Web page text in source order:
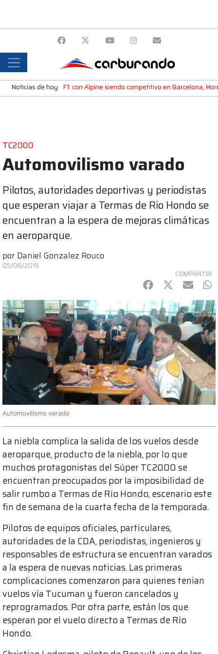
Noticias de hoy F1: con Alpine siendo competitivo en Barcelona,
TC2000
Automovilismo varado
Pilotos, autoridades deportivas y periodistas
que esperan viajar a Termas de Río Hondo se
encuentran a la espera de mejoras climáticas
en aeroparque.
por Daniel Gonzalez Rouco
05/06/2015
COMPARTIR
Facebook
Twitter
mail
Automovilismo varado
La niebla complica la salida de los vuelos desde
aeroparque, producto de la niebla, por lo que
muchos protagonistas del Súper TC2000 se
encuentran preocupados por la imposibilidad de
salir rumbo a Termas de Río Hondo, escenario este
fin de semana de la cuarta fecha de la temporada.
Pilotos de equipos oficiales, particulares,
autoridades de la CDA, periodistas, ingenieros y
responsables de estructura se encuentran varados
a la espera de nuevas noticias. Las primeras
complicaciones comenzaron para quienes tenían
vuelos vía Tucuman y fueron cancelados y
reprogramados. Por otra parte, están los que
esperan por el vuelo directo a Termas de Río
Hondo.